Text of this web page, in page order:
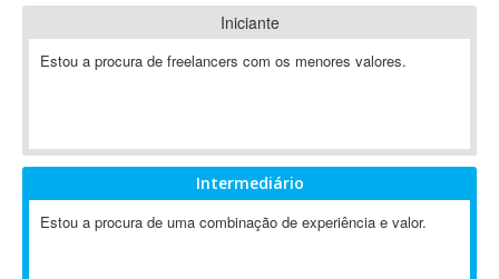
A-GPS
A2Billing
AAUS Scientific Diver
Abaqus
ABIS
Iniciante
Estou a procura de freelancers com os menores valores.
Intermediário
Estou a procura de uma combinação de experiência e valor.